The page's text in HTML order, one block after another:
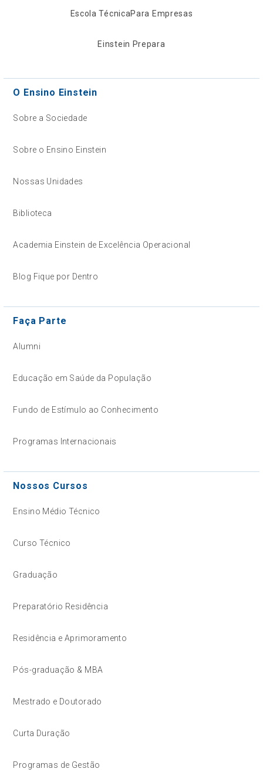
Escola TécnicaPara Empresas
Einstein Prepara
O Ensino Einstein
Sobre a Sociedade
Sobre o Ensino Einstein
Nossas Unidades
Biblioteca
Academia Einstein de Excelência Operacional
Blog Fique por Dentro
Faça Parte
Alumni
Educação em Saúde da População
Fundo de Estímulo ao Conhecimento
Programas Internacionais
Nossos Cursos
Ensino Médio Técnico
Curso Técnico
Graduação
Preparatório Residência
Residência e Aprimoramento
Pós-graduação & MBA
Mestrado e Doutorado
Curta Duração
Programas de Gestão